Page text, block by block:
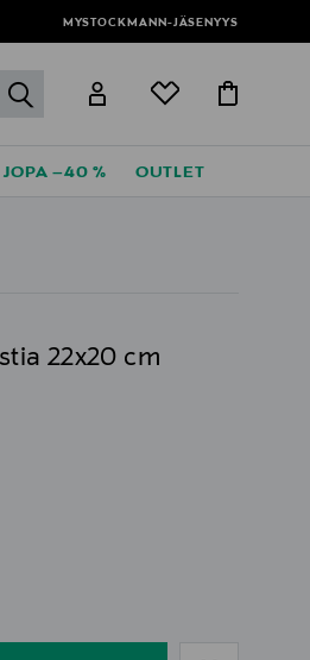
MYSTOCKMANN-JÄSENYYS
label.header.go
–40 % OUTLET
22x20 cm